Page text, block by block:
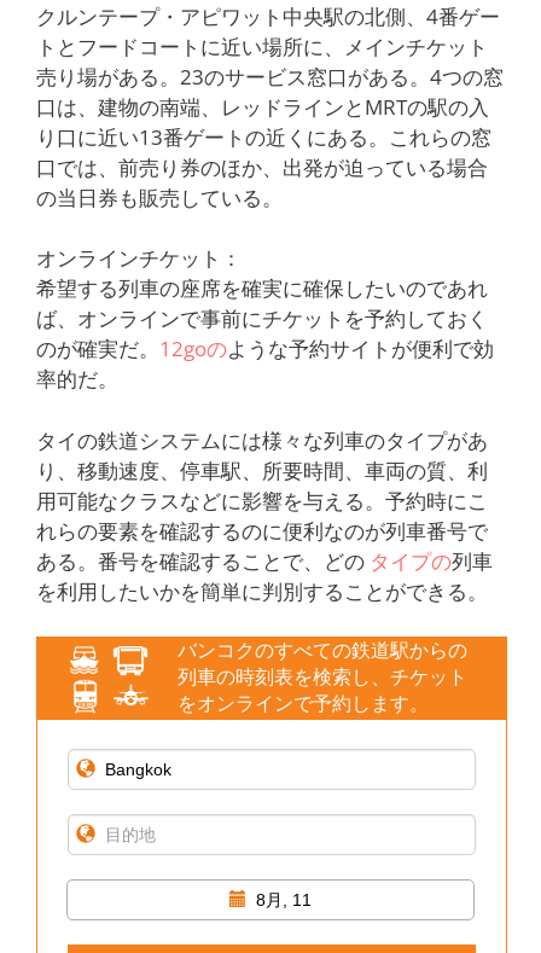
クルンテープ・アピワット中央駅の北側、4番ゲー
トとフードコートに近い場所に、メインチケット
売り場がある。23のサービス窓口がある。4つの窓
口は、建物の南端、レッドラインとMRTの駅の入
り口に近い13番ゲートの近くにある。これらの窓
口では、前売り券のほか、出発が迫っている場合
の当日券も販売している。
オンラインチケット：
希望する列車の座席を確実に確保したいのであれ
ば、オンラインで事前にチケットを予約しておく
のが確実だ。 12goのような予約サイトが便利で効
率的だ。
タイの鉄道システムには様々な列車のタイプがあ
り、移動速度、停車駅、所要時間、車両の質、利
用可能なクラスなどに影響を与える。予約時にこ
れらの要素を確認するのに便利なのが列車番号で
ある。番号を確認することで、どの タイプの列車
を利用したいかを簡単に判別することができる。
バンコクのすべての鉄道駅からの
列車の時刻表を検索し、チケット
をオンラインで予約します。
8月, 11